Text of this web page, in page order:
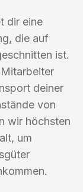
dir eine
die auf
ist.
deiner
von
wir höchsten
um